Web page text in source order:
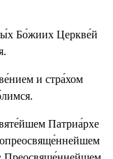
Бо́жиих Церкве́й
и стра́хом
Патриа́рхе